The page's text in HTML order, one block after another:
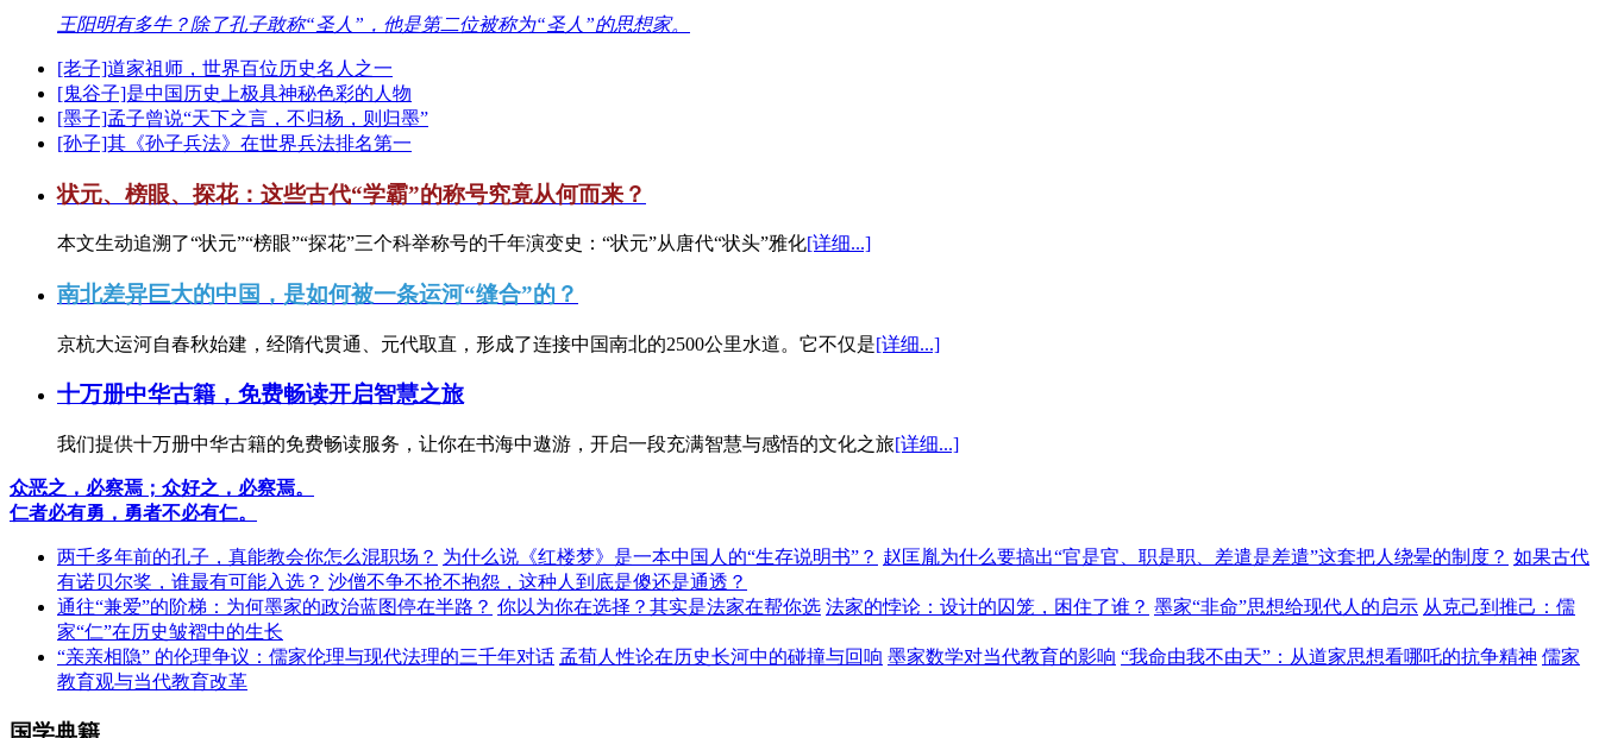
王阳明有多牛？除了孔子敢称“圣人”，他是第二位被称为“圣人”的思想家。
[老子]道家祖师，世界百位历史名人之一
[鬼谷子]是中国历史上极具神秘色彩的人物
[墨子]孟子曾说“天下之言，不归杨，则归墨”
[孙子]其《孙子兵法》在世界兵法排名第一
状元、榜眼、探花：这些古代“学霸”的称号究竟从何而来？
本文生动追溯了“状元”“榜眼”“探花”三个科举称号的千年演变史：“状元”从唐代“状头”雅化[详细...]
南北差异巨大的中国，是如何被一条运河“缝合”的？
京杭大运河自春秋始建，经隋代贯通、元代取直，形成了连接中国南北的2500公里水道。它不仅是[详细...]
十万册中华古籍，免费畅读开启智慧之旅
我们提供十万册中华古籍的免费畅读服务，让你在书海中遨游，开启一段充满智慧与感悟的文化之旅[详细...]
众恶之，必察焉；众好之，必察焉。
仁者必有勇，勇者不必有仁。
两千多年前的孔子，真能教会你怎么混职场？ 为什么说《红楼梦》是一本中国人的“生存说明书”？ 赵匡胤为什么要搞出“官是官、职是职、差遣是差遣”这套把人绕晕的制度？ 如果古代
有诺贝尔奖，谁最有可能入选？ 沙僧不争不抢不抱怨，这种人到底是傻还是通透？
通往“兼爱”的阶梯：为何墨家的政治蓝图停在半路？ 你以为你在选择？其实是法家在帮你选 法家的悖论：设计的囚笼，困住了谁？ 墨家“非命”思想给现代人的启示 从克己到推己：儒
家“仁”在历史皱褶中的生长
“亲亲相隐” 的伦理争议：儒家伦理与现代法理的三千年对话 孟荀人性论在历史长河中的碰撞与回响 墨家数学对当代教育的影响 “我命由我不由天”：从道家思想看哪吒的抗争精神 儒家
教育观与当代教育改革
国学典籍